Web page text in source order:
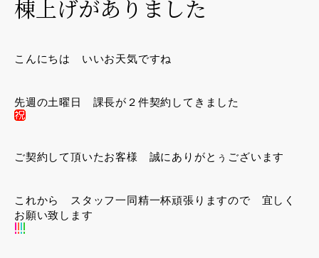
棟上げがありました
こんにちは いいお天気ですね
先週の土曜日 課長が２件契約してきました
ご契約して頂いたお客様 誠にありがとぅございます
これから スタッフ一同精一杯頑張りますので 宜しく
お願い致します